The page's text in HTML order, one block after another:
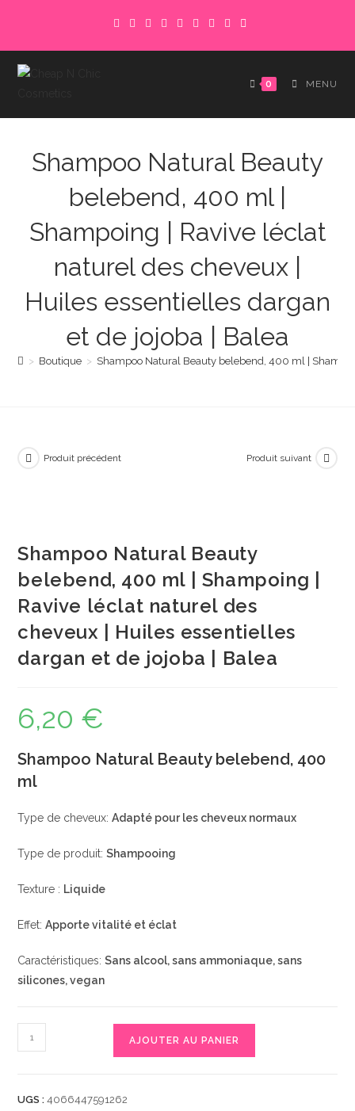
content
0 MENU
Shampoo Natural Beauty
belebend, 400 ml |
Shampoing | Ravive léclat
naturel des cheveux |
Huiles essentielles dargan
et de jojoba | Balea
> Boutique > Shampoo Natural Beauty belebend, 400 ml |
Produit précédent Produit suivant
Shampoo Natural Beauty
belebend, 400 ml | Shampoing |
Ravive léclat naturel des
cheveux | Huiles essentielles
dargan et de jojoba | Balea
6,20 €
Shampoo Natural Beauty belebend, 400
ml
Type de cheveux:Adapté pour les cheveux normaux
Type de produit:Shampooing
Texture : Liquide
Effet:Apporte vitalité et éclat
Caractéristiques:Sans alcool, sans ammoniaque, sans
silicones, vegan
de
AJOUTER AU PANIER
UGS :4066447591262